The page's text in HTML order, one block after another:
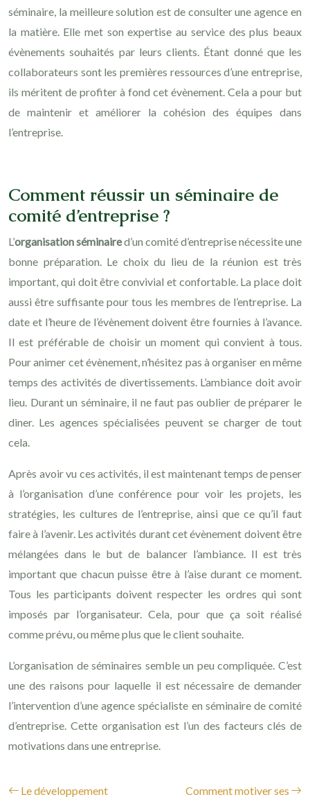
séminaire, la meilleure solution est de consulter une agence en
la matière. Elle met son expertise au service des plus beaux
évènements souhaités par leurs clients. Étant donné que les
collaborateurs sont les premières ressources d’une entreprise,
ils méritent de profiter à fond cet évènement. Cela a pour but
de maintenir et améliorer la cohésion des équipes dans
l’entreprise.
Comment réussir un séminaire de
comité d’entreprise ?
L’organisation séminaired’un comité d’entreprise nécessite une
bonne préparation. Le choix du lieu de la réunion est très
important, qui doit être convivial et confortable. La place doit
aussi être suffisante pour tous les membres de l’entreprise. La
date et l’heure de l’évènement doivent être fournies à l’avance.
Il est préférable de choisir un moment qui convient à tous.
Pour animer cet évènement, n’hésitez pas à organiser en même
temps des activités de divertissements. L’ambiance doit avoir
lieu. Durant un séminaire, il ne faut pas oublier de préparer le
diner. Les agences spécialisées peuvent se charger de tout
cela.
Après avoir vu ces activités, il est maintenant temps de penser
à l’organisation d’une conférence pour voir les projets, les
stratégies, les cultures de l’entreprise, ainsi que ce qu’il faut
faire à l’avenir. Les activités durant cet évènement doivent être
mélangées dans le but de balancer l’ambiance. Il est très
important que chacun puisse être à l’aise durant ce moment.
Tous les participants doivent respecter les ordres qui sont
imposés par l’organisateur. Cela, pour que ça soit réalisé
comme prévu, ou même plus que le client souhaite.
L’organisation de séminaires semble un peu compliquée. C’est
une des raisons pour laquelle il est nécessaire de demander
l’intervention d’une agence spécialiste en séminaire de comité
d’entreprise. Cette organisation est l’un des facteurs clés de
motivations dans une entreprise.
Le développement
Comment motiver ses